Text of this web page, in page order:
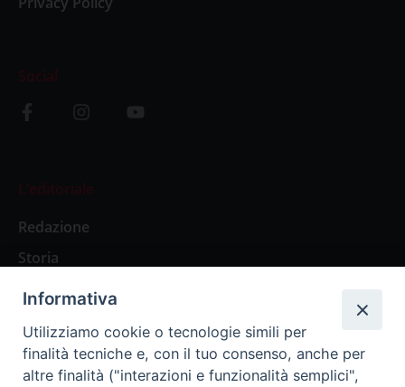
Social
L’editoriale
Redazione
Storia
Abbonamenti
Abbonamento Annuale Digitale
Informativa
Utilizziamo cookie o tecnologie simili per
finalità tecniche e, con il tuo consenso, anche per
altre finalità ("interazioni e funzionalità semplici",